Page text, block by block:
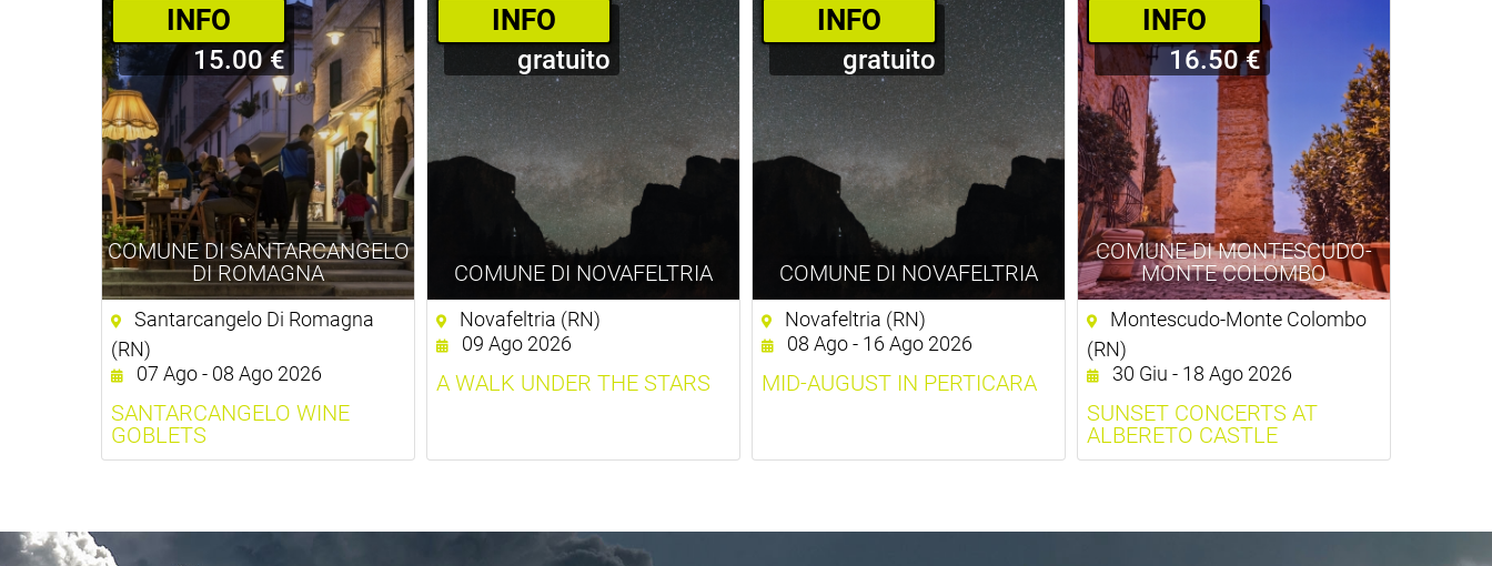
COMUNE DI SANTARCANGELO
DI ROMAGNA
­INFO
15.00 €
Santarcangelo Di Romagna
(RN)
07 Ago - 08 Ago 2026
SANTARCANGELO WINE
GOBLETS
COMUNE DI NOVAFELTRIA
­INFO
gratuito
Novafeltria (RN)
09 Ago 2026
A WALK UNDER THE STARS
COMUNE DI NOVAFELTRIA
­INFO
gratuito
Novafeltria (RN)
08 Ago - 16 Ago 2026
MID-AUGUST IN PERTICARA
COMUNE DI MONTESCUDO-
MONTE COLOMBO
­INFO
16.50 €
Montescudo-Monte Colombo
(RN)
30 Giu - 18 Ago 2026
SUNSET CONCERTS AT
ALBERETO CASTLE